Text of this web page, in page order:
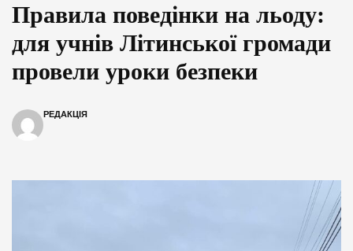
Правила поведінки на льоду:
для учнів Літинської громади
провели уроки безпеки
РЕДАКЦІЯ